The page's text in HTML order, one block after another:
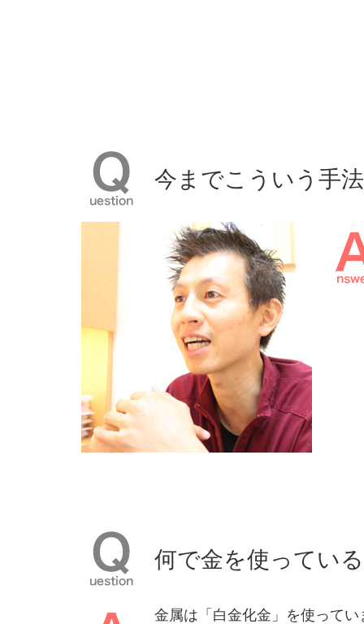
今までこういう⼿
何で⾦を使ってい
⾦属は「⽩⾦化⾦」を使ってい